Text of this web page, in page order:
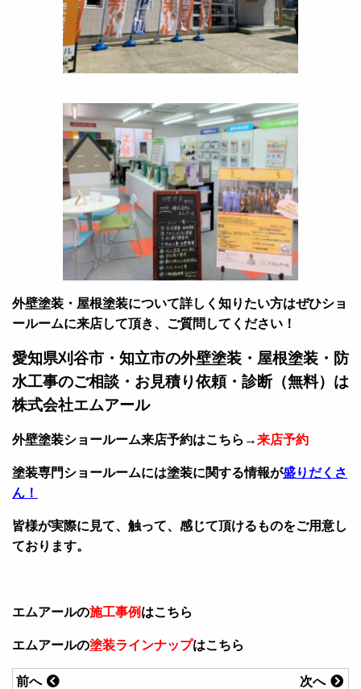
外壁塗装・屋根塗装について詳しく知りたい方はぜひショ
ールームに来店して頂き、ご質問してください！
愛知県刈谷市・知立市の外壁塗装・屋根塗装・防
水工事のご相談・お見積り依頼・診断（無料）は
株式会社エムアール
外壁塗装ショールーム来店予約はこちら→来店予約
塗装専門ショールームには塗装に関する情報が盛りだくさ
ん！
皆様が実際に見て、触って、感じて頂けるものをご用意し
ております。
エムアールの施工事例 はこちら
エムアールの塗装ラインナップはこちら
次へ
前へ